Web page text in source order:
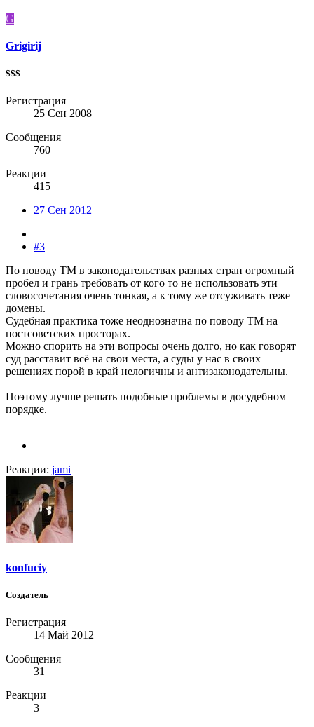
G
Grigirij
$$$
Регистрация
25 Сен 2008
Сообщения
760
Реакции
415
27 Сен 2012
#3
По поводу ТМ в законодательствах разных стран огромный
пробел и грань требовать от кого то не использовать эти
словосочетания очень тонкая, а к тому же отсуживать теже
домены.
Судебная практика тоже неоднозначна по поводу ТМ на
постсоветских просторах.
Можно спорить на эти вопросы очень долго, но как говорят
суд расставит всё на свои места, а суды у нас в своих
решениях порой в край нелогичны и антизаконодательны.
Поэтому лучше решать подобные проблемы в досудебном
порядке.
Реакции: jami
konfuciy
Создатель
Регистрация
14 Май 2012
Сообщения
31
Реакции
3